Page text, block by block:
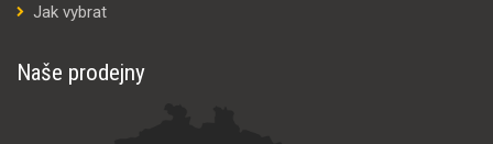
Jak vybrat
Naše prodejny